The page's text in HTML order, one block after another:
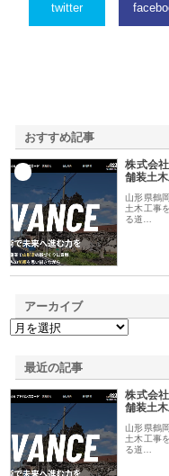
twitter
おすすめ記事
株式会
舗装土
山形県鶴
土木工事
る道…
アーカイブ
最近の記事
株式会
舗装土
山形県鶴
土木工事
る道…